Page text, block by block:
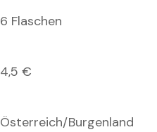
6 Flaschen
4,5 €
Österreich/Burgenland